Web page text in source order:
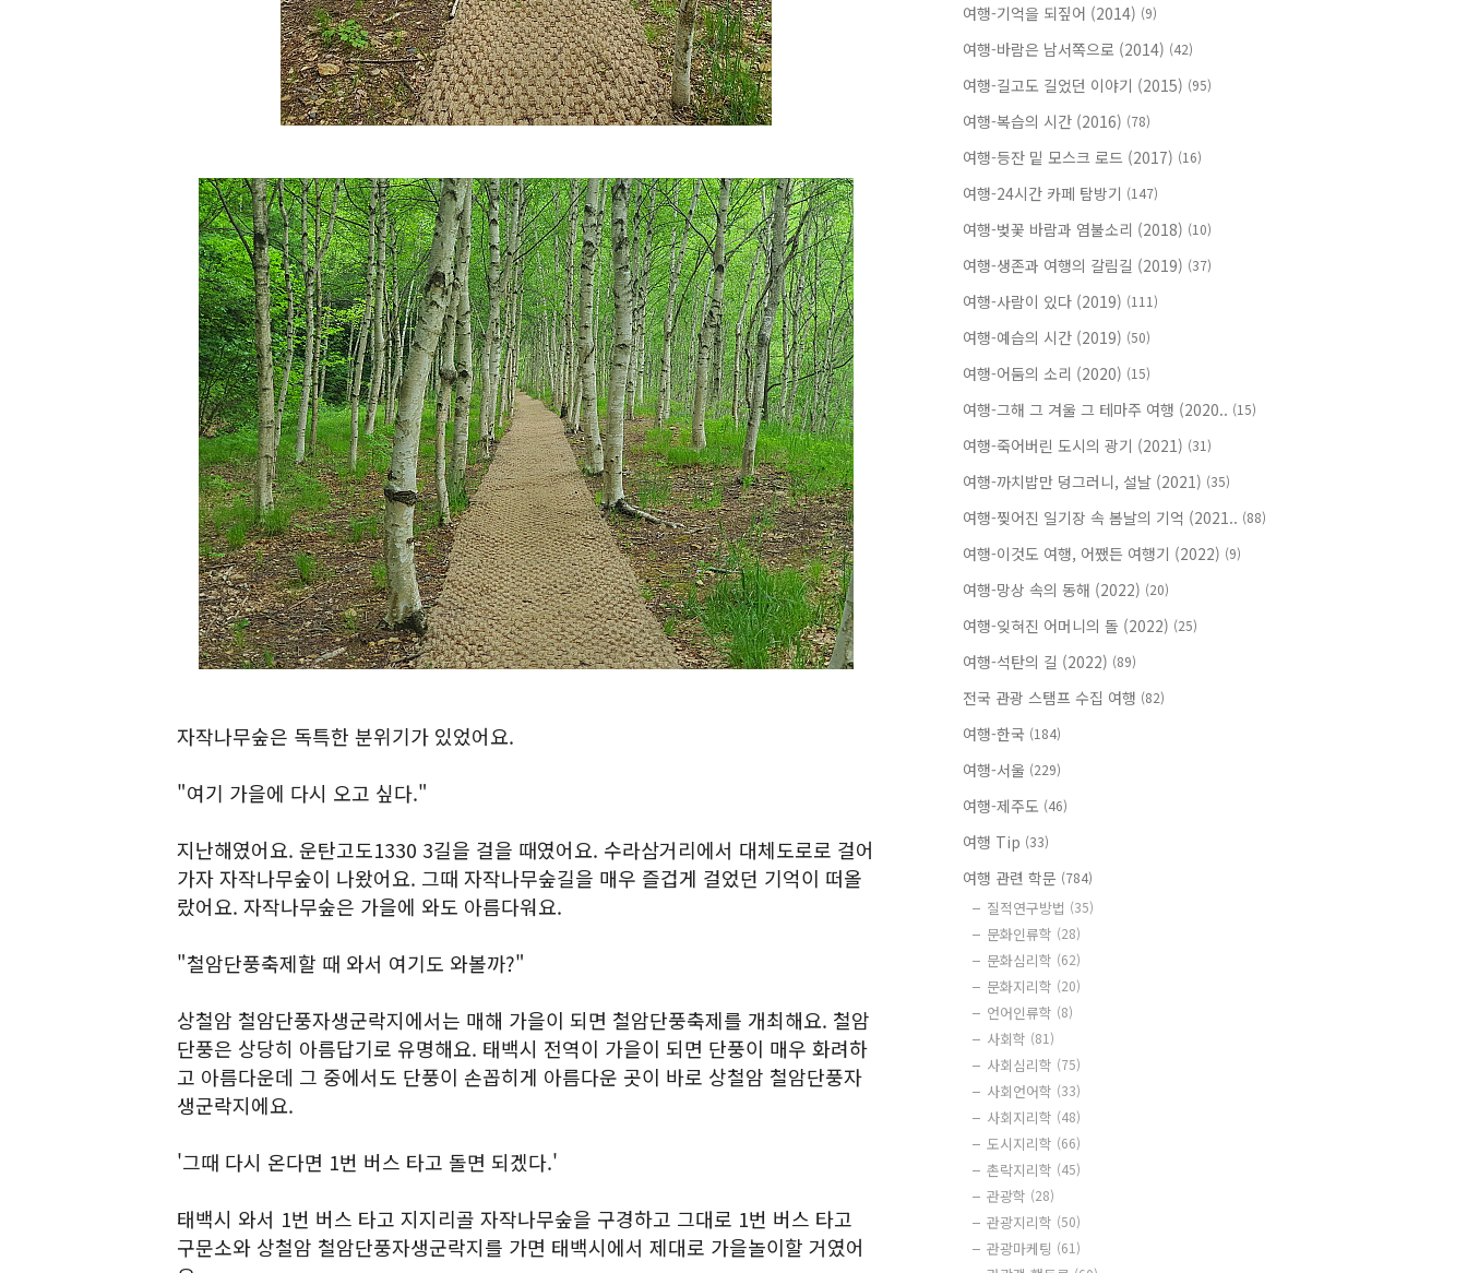
자작나무숲은 독특한 분위기가 있었어요.
"여기 가을에 다시 오고 싶다."
지난해였어요. 운탄고도1330 3길을 걸을 때였어요. 수라삼거리에서 대체도로로 걸어
가자 자작나무숲이 나왔어요. 그때 자작나무숲길을 매우 즐겁게 걸었던 기억이 떠올
랐어요. 자작나무숲은 가을에 와도 아름다워요.
"철암단풍축제할 때 와서 여기도 와볼까?"
상철암 철암단풍자생군락지에서는 매해 가을이 되면 철암단풍축제를 개최해요. 철암
단풍은 상당히 아름답기로 유명해요. 태백시 전역이 가을이 되면 단풍이 매우 화려하
고 아름다운데 그 중에서도 단풍이 손꼽히게 아름다운 곳이 바로 상철암 철암단풍자
생군락지에요.
'그때 다시 온다면 1번 버스 타고 돌면 되겠다.'
태백시 와서 1번 버스 타고 지지리골 자작나무숲을 구경하고 그대로 1번 버스 타고
구문소와 상철암 철암단풍자생군락지를 가면 태백시에서 제대로 가을놀이할 거였어
여행-기억을 되짚어 (2014) (9)
여행-바람은 남서쪽으로 (2014) (42)
여행-길고도 길었던 이야기 (2015) (95)
여행-복습의 시간 (2016) (78)
여행-등잔 밑 모스크 로드 (2017) (16)
여행-24시간 카페 탐방기 (147)
여행-벚꽃 바람과 염불소리 (2018) (10)
여행-생존과 여행의 갈림길 (2019) (37)
여행-사람이 있다 (2019) (111)
여행-예습의 시간 (2019) (50)
여행-어둠의 소리 (2020) (15)
여행-그해 그 겨울 그 테마주 여행 (2020.. (15)
여행-죽어버린 도시의 광기 (2021) (31)
여행-까치밥만 덩그러니, 설날 (2021) (35)
여행-찢어진 일기장 속 봄날의 기억 (2021.. (88)
여행-이것도 여행, 어쨌든 여행기 (2022) (9)
여행-망상 속의 동해 (2022) (20)
여행-잊혀진 어머니의 돌 (2022) (25)
여행-석탄의 길 (2022) (89)
전국 관광 스탬프 수집 여행 (82)
여행-한국 (184)
여행-서울 (229)
여행-제주도 (46)
여행 Tip (33)
여행 관련 학문 (784)
질적연구방법 (35)
문화인류학 (28)
문화심리학 (62)
문화지리학 (20)
언어인류학 (8)
사회학 (81)
사회심리학 (75)
사회언어학 (33)
사회지리학 (48)
도시지리학 (66)
촌락지리학 (45)
관광학 (28)
관광지리학 (50)
관광마케팅 (61)